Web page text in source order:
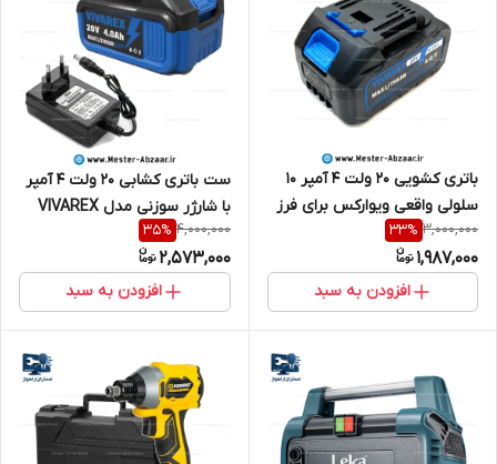
باتری کشویی 20 ولت 4 آمپر 10
سلولی واقعی ویوارکس برای فرز
دریل اره بلور بکس شارژی و ..
کشابی قدرتی
3,000,000
33%
1,987,000
افزودن به سبد
ست باتری کشابی 20 ولت 4 آمپر
با شارژر سوزنی مدل VIVAREX
20V مناسب دریل و فرز و اره
شارژی کشویی با قدرت بالا
4,000,000
35%
2,573,000
افزودن به سبد